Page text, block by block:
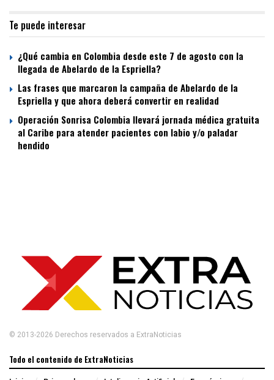
Te puede interesar
¿Qué cambia en Colombia desde este 7 de agosto con la
llegada de Abelardo de la Espriella?
Las frases que marcaron la campaña de Abelardo de la
Espriella y que ahora deberá convertir en realidad
Operación Sonrisa Colombia llevará jornada médica gratuita
al Caribe para atender pacientes con labio y/o paladar
hendido
© 2013-2026 Derechos reservados a ExtraNoticias
Todo el contenido de ExtraNoticias